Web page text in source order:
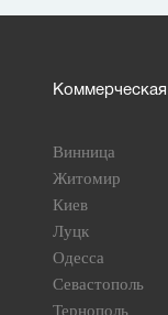
Винница
Житомир
Киев
Луцк
Одесса
Севастополь
Тернополь